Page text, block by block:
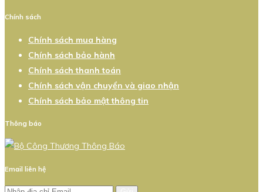
Chính sách
Chính sách mua hàng
Chính sách bảo hành
Chính sách thanh toán
Chính sách vận chuyển và giao nhận
Chính sách bảo mật thông tin
Thông báo
Email liên hệ